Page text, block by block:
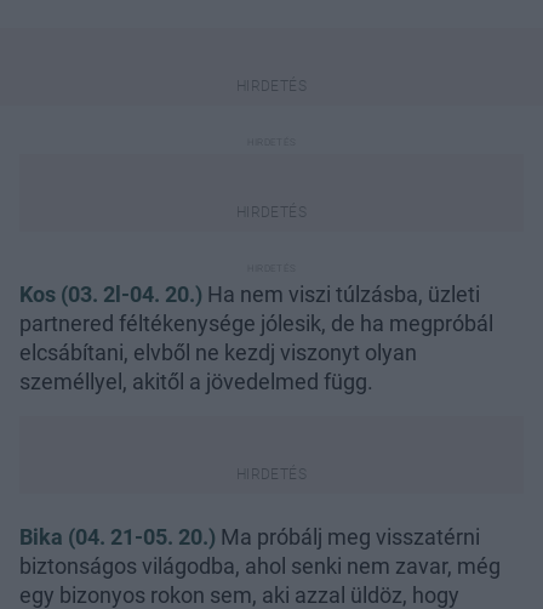
Kos (03. 2l-04. 20.) Ha nem viszi túlzásba, üzleti
partnered féltékenysége jólesik, de ha megpróbál
elcsábítani, elvből ne kezdj viszonyt olyan
személlyel, akitől a jövedelmed függ.
Bika (04. 21-05. 20.) Ma próbálj meg visszatérni
biztonságos világodba, ahol senki nem zavar, még
egy bizonyos rokon sem, aki azzal üldöz, hogy